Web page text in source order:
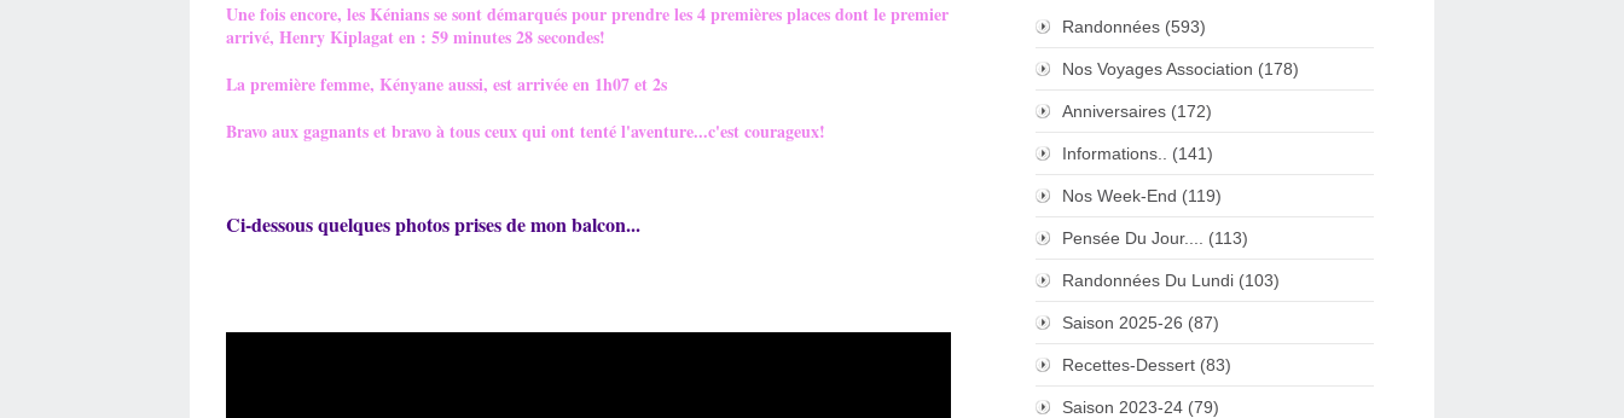
Une fois encore, les Kénians se sont démarqués pour prendre les 4 premières places dont le premier
arrivé, Henry Kiplagat en : 59 minutes 28 secondes!
La première femme, Kényane aussi, est arrivée en 1h07 et 2s
Bravo aux gagnants et bravo à tous ceux qui ont tenté l'aventure...c'est courageux!
Ci-dessous quelques photos prises de mon balcon...
Randonnées (593)
Nos Voyages Association (178)
Anniversaires (172)
Informations.. (141)
Nos Week-End (119)
Pensée Du Jour.... (113)
Randonnées Du Lundi (103)
Saison 2025-26 (87)
Recettes-Dessert (83)
Saison 2023-24 (79)